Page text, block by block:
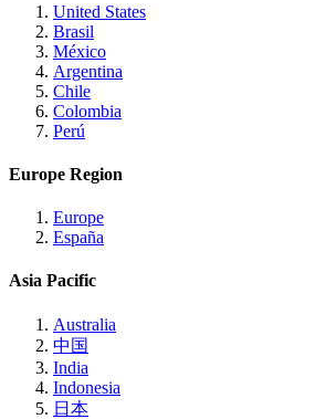
United States
Brasil
México
Argentina
Chile
Colombia
Perú
Europe Region
Europe
España
Asia Pacific
Australia
中国
India
Indonesia
日本